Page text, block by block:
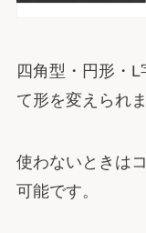
四角型・円形・
て形を変えられま
使わないときは
可能です。